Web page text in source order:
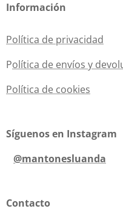
Información
Política de privacidad
Política de envíos y
Política de cookies
Síguenos en Instagram
@mantonesluanda
Contacto